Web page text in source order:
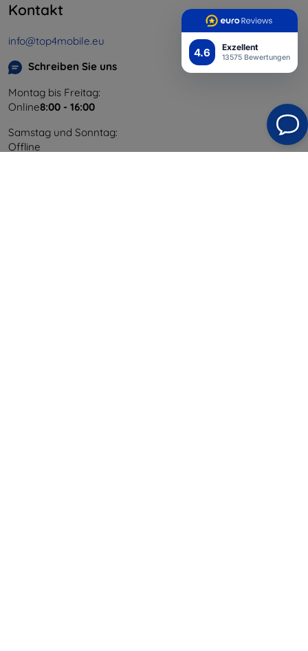
4.6 Exzellent
13575 Bewertungen
Kontakt
info@top4mobile.eu
Schreiben Sie uns
Montag bis Freitag:
Online8:00 - 16:00
Samstag und Sonntag:
Offline